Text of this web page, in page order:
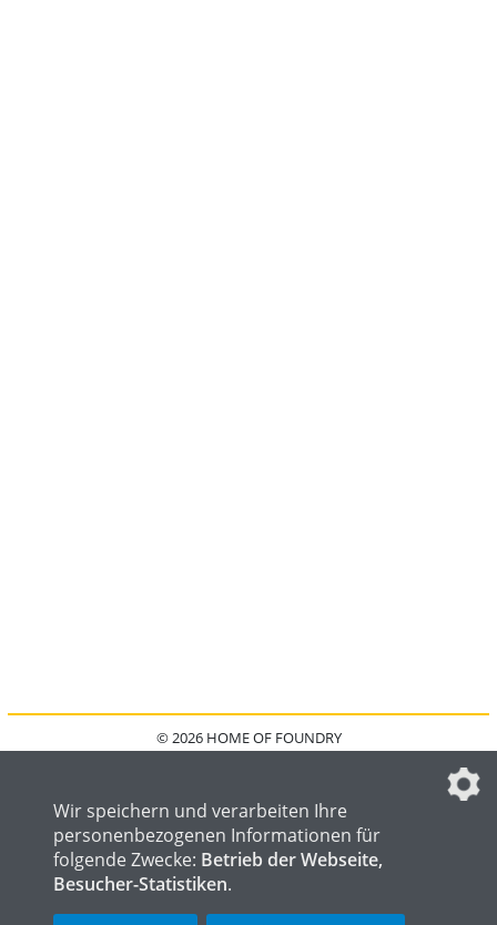
© 2026 HOME OF FOUNDRY
DATENSCHUTZEINSTELLUNGEN
Wir speichern und verarbeiten Ihre
personenbezogenen Informationen für
folgende Zwecke: Betrieb der Webseite,
Besucher-Statistiken.